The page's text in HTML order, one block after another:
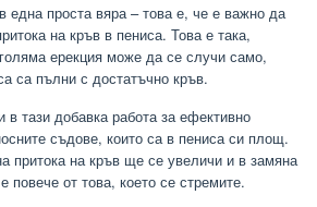
една проста вяра – това е, че е важно да
на кръв в пениса. Това е така,
ерекция може да се случи само,
са пълни с достатъчно кръв.
в тази добавка работа за ефективно
съдове, които са в пениса си площ.
притока на кръв ще се увеличи и в замяна
повече от това, което се стремите.